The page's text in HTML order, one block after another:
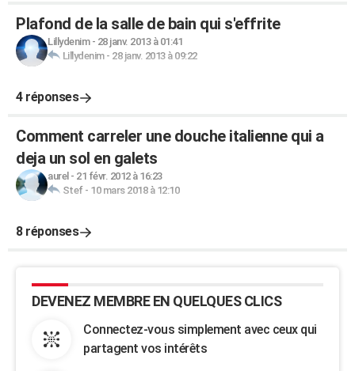
Plafond de la salle de bain qui s'effrite
Lillydenim- 28 janv. 2013 à 01:41
Lillydenim- 28 janv. 2013 à 09:22
4 réponses
Comment carreler une douche italienne qui a
deja un sol en galets
aurel - 21 févr. 2012 à 16:23
Stef- 10 mars 2018 à 12:10
8 réponses
DEVENEZ MEMBRE EN QUELQUES CLICS
Connectez-vous simplement avec ceux qui
partagent vos intérêts